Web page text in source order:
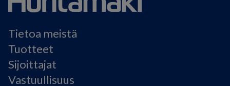
Tietoa meistä
Tuotteet
Sijoittajat
Vastuullisuus